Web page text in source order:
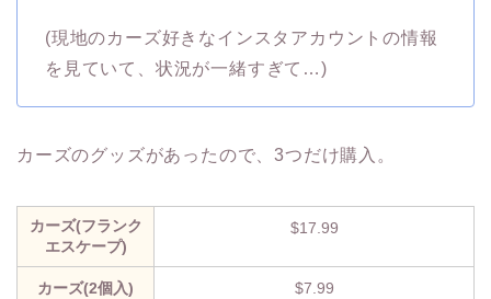
(現地のカーズ好きなインスタアカウントの情報
を見ていて、状況が一緒すぎて…)
カーズのグッズがあったので、3つだけ購入。
カーズ(フランク
エスケープ)
$17.99
カーズ(2個入) $7.99